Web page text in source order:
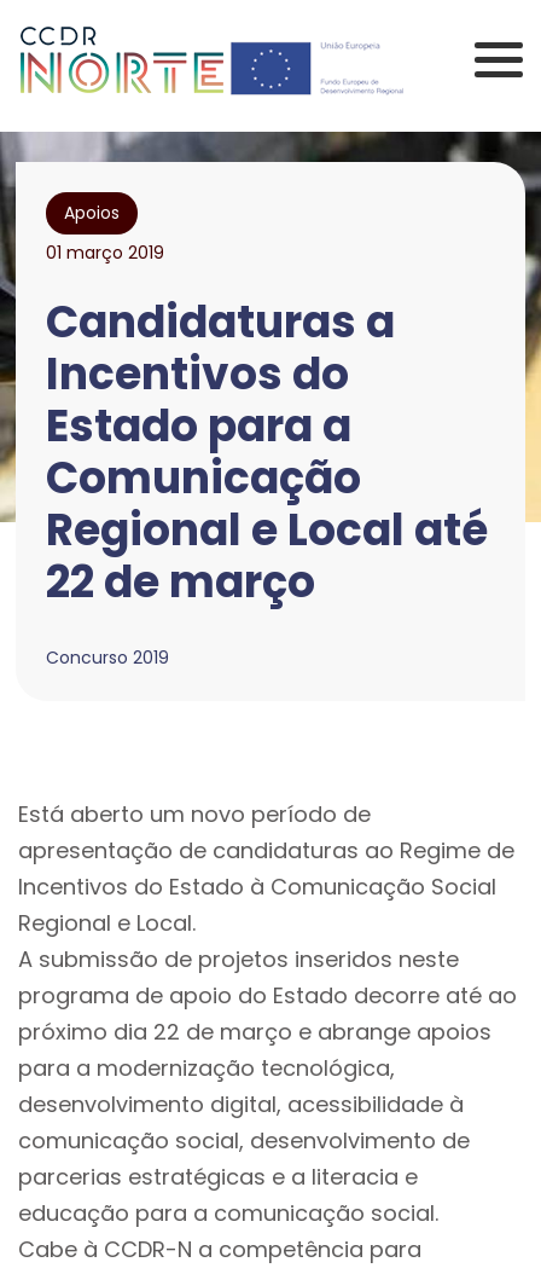
Comissão de
Apoios
01 março 2019
Candidaturas a
Incentivos do
Estado para a
Comunicação
Regional e Local até
22 de março
Concurso 2019
Está aberto um novo período de
apresentação de candidaturas ao Regime de
Incentivos do Estado à Comunicação Social
Regional e Local.
A submissão de projetos inseridos neste
programa de apoio do Estado decorre até ao
próximo dia 22 de março e abrange apoios
para a modernização tecnológica,
desenvolvimento digital, acessibilidade à
comunicação social, desenvolvimento de
parcerias estratégicas e a literacia e
educação para a comunicação social.
Cabe à CCDR-N a competência para